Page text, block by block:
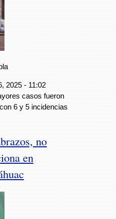
2025 - 11:02
casos fueron
6 y 5 incidencias
no
en